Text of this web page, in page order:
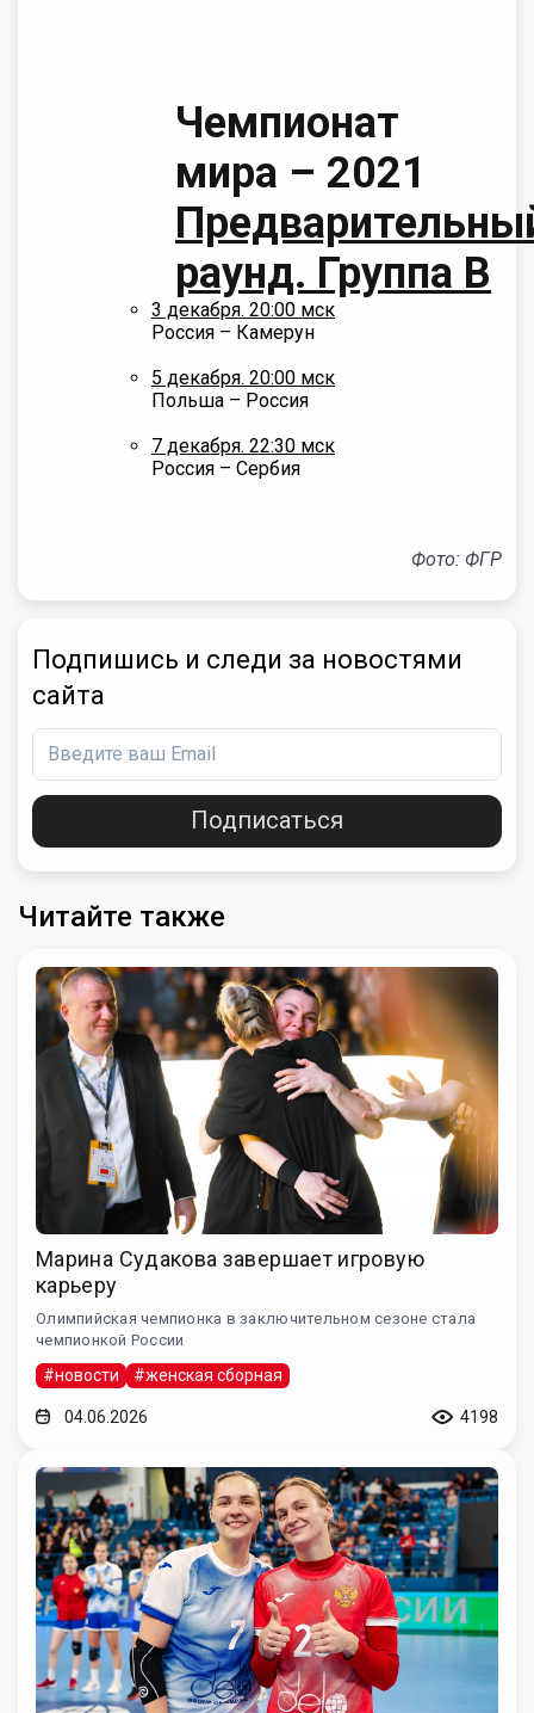
Чемпионат
мира – 2021
раунд. Группа B
3 декабря. 20:00 мск
Россия – Камерун
5 декабря. 20:00 мск
Польша – Россия
7 декабря. 22:30 мск
Россия – Сербия
Фото: ФГР
Подпишись и следи за новостями
сайта
Подписаться
Читайте также
Марина Судакова завершает игровую
карьеру
Олимпийская чемпионка в заключительном сезоне стала
чемпионкой России
#новости #женская сборная
04.06.2026 4198